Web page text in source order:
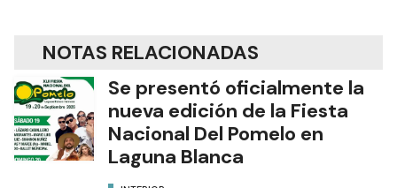
NOTAS RELACIONADAS
Se presentó oficialmente la
nueva edición de la Fiesta
Nacional Del Pomelo en
Laguna Blanca